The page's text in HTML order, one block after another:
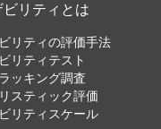
リティとは
リティの評価手法
リティテスト
ッキング調査
スティック評価
リティスケール